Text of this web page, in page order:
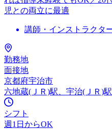
児との両立に最適
講師・インストラクタ
勤務地
面接地
京都府宇治市
六地蔵(ＪＲ)駅、宇治(ＪＲ)
シフト
週1日からOK